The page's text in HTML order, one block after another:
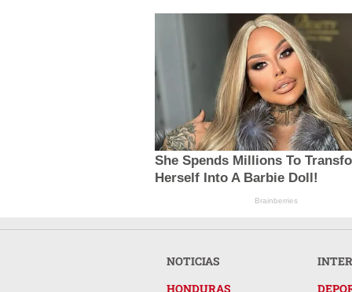
She Spends Millions To
Herself Into A Barbie Doll!
Brainberries
NOTICIAS
HONDURAS